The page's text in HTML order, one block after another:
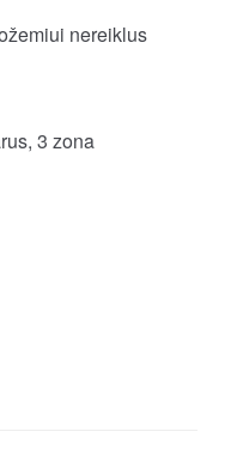
nereiklus
3 zona